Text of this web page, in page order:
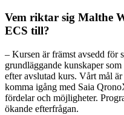
Vem riktar sig Malthe
ECS till?
– Kursen är främst avsedd för
grundläggande kunskaper
efter avslutad kurs. Vårt mål
komma igång med Saia
fördelar och möjligheter.
ökande efterfrågan.